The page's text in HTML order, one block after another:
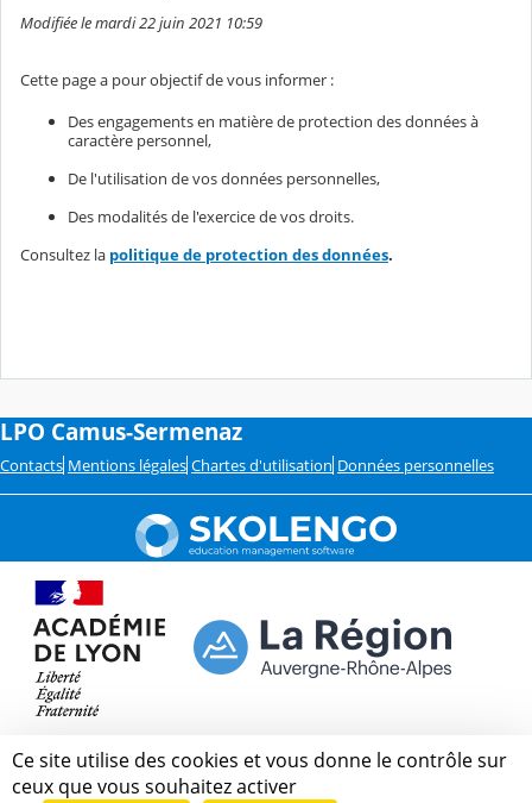
Modifiée le mardi 22 juin 2021 10:59
Cette page a pour objectif de vous informer :
Des engagements en matière de protection des données à
caractère personnel,
De l'utilisation de vos données personnelles,
Des modalités de l'exercice de vos droits.
Consultez la politique de protection des données.
LPO Camus-Sermenaz
Contacts Mentions légales Chartes d'utilisation Données personnelles
Ce site utilise des cookies et vous donne le contrôle sur
ceux que vous souhaitez activer